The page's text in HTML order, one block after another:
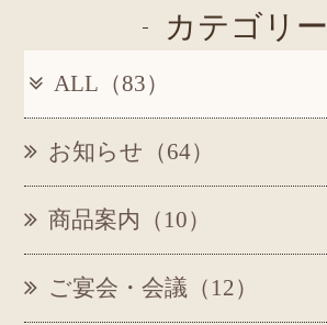
カテゴリー
ALL（83）
お知らせ（64）
商品案内（10）
ご宴会・会議（12）